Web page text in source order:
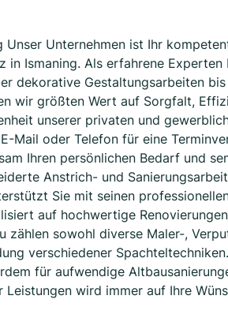
Unternehmen ist Ihr
in Ismaning. Als erfahrene Experten
dekorative Gestaltungsarbeiten
wir größten Wert auf Sorgfalt,
unserer privaten und
Mail oder Telefon für eine
Ihren persönlichen Bedarf und
Anstrich- und
Sie mit seinen
auf hochwertige
zählen sowohl diverse Maler-,
verschiedener
für aufwendige
wird immer auf Ihre